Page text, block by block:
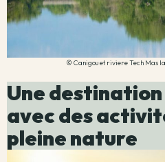
© Canigou et riviere Tech Mas
Une
avec des
pleine nature